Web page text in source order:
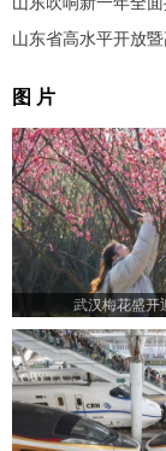
山东省高水平开放
图 片
武汉梅花盛开